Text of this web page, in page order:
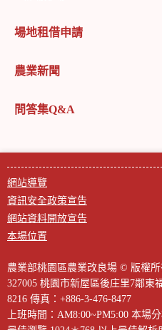
場地租借申請
農業新聞
問答集Q&A
網站導覽
資訊安全政策宣告
網站資料開放宣告
本場位置
農業部桃園區農業改良場 © 版權所
327005 桃園市新屋區後庄里7鄰東
8216 傳真：+886-3-476-8477
上班時間：AM8:00~PM5:00 本場